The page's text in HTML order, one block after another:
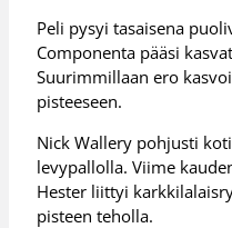
Peli pysyi tasaisena
Componenta pääsi
Suurimmillaan ero
pisteeseen.
Nick Wallery pohjusti
levypallolla. Viime
Hester liittyi
pisteen teholla.